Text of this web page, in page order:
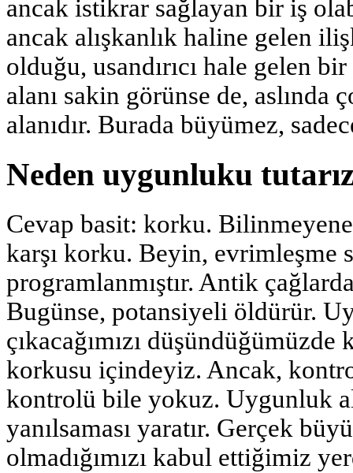
ancak istikrar sağlayan bir iş
ancak alışkanlık haline gelen
olduğu, usandırıcı hale gelen
alanı sakin görünse de, aslında
alanıdır. Burada büyümez,
Neden uygunluku
Cevap basit: korku. Bilinmeyene,
karşı korku. Beyin, evrimleşme
programlanmıştır. Antik
Bugünse, potansiyeli öldürür.
çıkacağımızı
korkusu içindeyiz. Ancak,
kontrolü bile yokuz. Uygunluk
yanılsaması yaratır. Gerçek
olmadığımızı kabul ettiğimiz